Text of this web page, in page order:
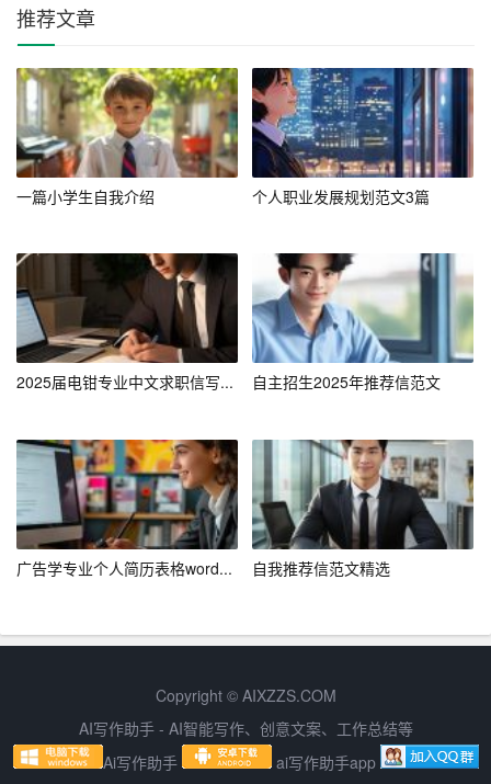
6. 适当展示幽默感
在适当的场合，展示一些幽默感可以让你显得更加亲切和
有趣。但要注意，幽默要适度，避免过于夸张或者涉及敏
感话题。例如：“虽然我是一名程序员，但我并不总是宅在
家里。业余时间，我喜欢户外运动，尤其是爬山，这可能
是我对挑战的一种追求。”
7. 避免过多谈论个人隐私
在自我介绍时，要避免过多谈论个人隐私，如家庭情况、
感情生活等。这些信息可能会让对方感到不适，也不利于
建立良好的交流氛围。
在自我介绍的结尾，要有礼貌地结束，并表达对未来的期
待。例如：“非常感谢大家的聆听，我期待与各位的交流和
合作。”
9. 练习和调整
馈进行调整。这样可以让你在真正的场合中更加从容不
10. 融入情境
最后，要根据不同的场合和情境，灵活调整自我介绍的内
推荐文章
一篇小学生自我介绍 个人职业发展规划范文3篇
2025届电钳专业中文求职信写... 自主招生2025年推荐信范文
广告学专业个人简历表格word... 自我推荐信范文精选
Copyright © AIXZZS.COM
AI写作助手 - AI智能写作、创意文案、工作总结等
Ai写作助手
ai写作助手app